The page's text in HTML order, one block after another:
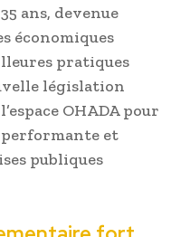
ans, devenue
économiques
pratiques
législation
OHADA pour
et
publiques